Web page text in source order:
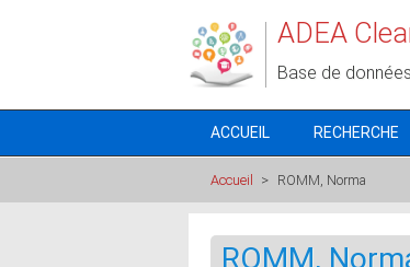
ADEA
Base de
ACCUEIL RECHERCHE
Accueil > ROMM, Norma
ROMM,